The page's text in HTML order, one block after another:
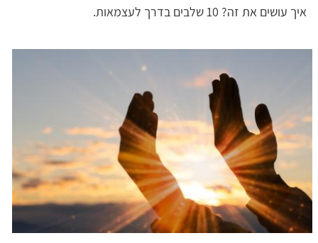
איך עושים את זה? 10 שלבים בדרך לעצמאות.